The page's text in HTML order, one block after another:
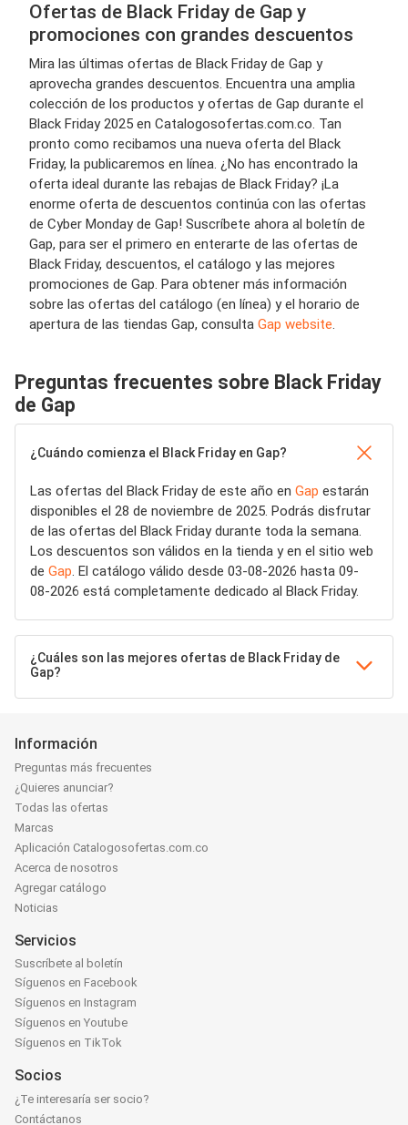
Ofertas de Black Friday de Gap y
promociones con grandes descuentos
Mira las últimas ofertas de Black Friday de Gap y
aprovecha grandes descuentos. Encuentra una amplia
colección de los productos y ofertas de Gap durante el
Black Friday 2025 en Catalogosofertas.com.co. Tan
pronto como recibamos una nueva oferta del Black
Friday, la publicaremos en línea. ¿No has encontrado la
oferta ideal durante las rebajas de Black Friday? ¡La
enorme oferta de descuentos continúa con las ofertas
de Cyber Monday de Gap! Suscríbete ahora al boletín de
Gap, para ser el primero en enterarte de las ofertas de
Black Friday, descuentos, el catálogo y las mejores
promociones de Gap. Para obtener más información
sobre las ofertas del catálogo (en línea) y el horario de
apertura de las tiendas Gap, consulta Gap website.
Preguntas frecuentes sobre Black Friday
de Gap
¿Cuándo comienza el Black Friday en Gap?
Las ofertas del Black Friday de este año en Gap estarán
disponibles el 28 de noviembre de 2025. Podrás disfrutar
de las ofertas del Black Friday durante toda la semana.
Los descuentos son válidos en la tienda y en el sitio web
de Gap. El catálogo válido desde 03-08-2026 hasta 09-
08-2026 está completamente dedicado al Black Friday.
¿Cuáles son las mejores ofertas de Black Friday de
Gap?
Información
Preguntas más frecuentes
¿Quieres anunciar?
Todas las ofertas
Marcas
Aplicación Catalogosofertas.com.co
Acerca de nosotros
Agregar catálogo
Noticias
Servicios
Suscríbete al boletín
Síguenos en Facebook
Síguenos en Instagram
Síguenos en Youtube
Síguenos en TikTok
Socios
¿Te interesaría ser socio?
Contáctanos